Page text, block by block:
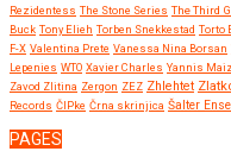
Rezidentess The Stone Series The Third
Buck Tony Elieh Torben Snekkestad Torto
F-X Valentina Prete Vanessa Nina Borsan
Lepenies WTO Xavier Charles Yannis
Zavod Zlitina Zergon ZEZ Zhlehtet
Records ČIPke Črna skrinjica Šalter
PAGES